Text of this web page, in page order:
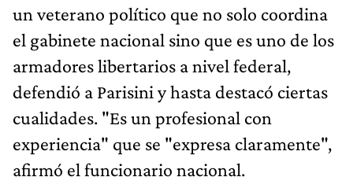
un veterano político que no solo coordina
el gabinete nacional sino que es uno de los
armadores libertarios a nivel federal,
defendió a Parisini y hasta destacó ciertas
cualidades. "Es un profesional con
experiencia" que se "expresa claramente",
afirmó el funcionario nacional.